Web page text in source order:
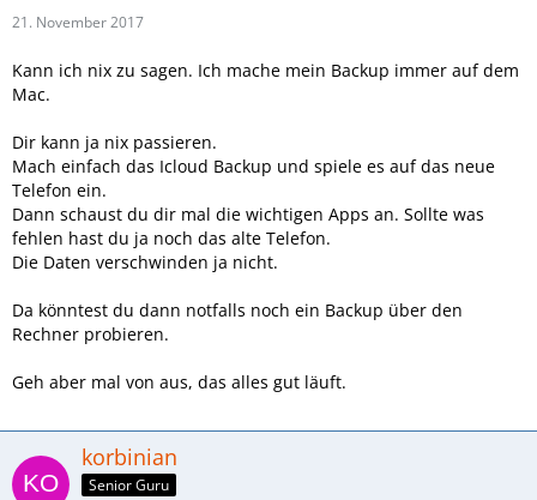
21. November 2017
Kann ich nix zu sagen. Ich mache mein Backup immer auf dem
Mac.
Dir kann ja nix passieren.
Mach einfach das Icloud Backup und spiele es auf das neue
Telefon ein.
Dann schaust du dir mal die wichtigen Apps an. Sollte was
fehlen hast du ja noch das alte Telefon.
Die Daten verschwinden ja nicht.
Da könntest du dann notfalls noch ein Backup über den
Rechner probieren.
Geh aber mal von aus, das alles gut läuft.
korbinian
Senior Guru